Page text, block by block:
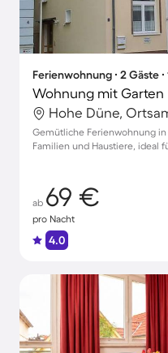
Ferienwohnung ∙ 2 Gäste
Wohnung mit Garten
Hohe Düne,
Gemütliche Ferienwohnung
Familien und Haustiere, ideal
ab 69 €
pro Nacht
4.0